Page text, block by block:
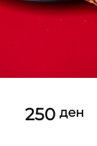
250 ден
количина